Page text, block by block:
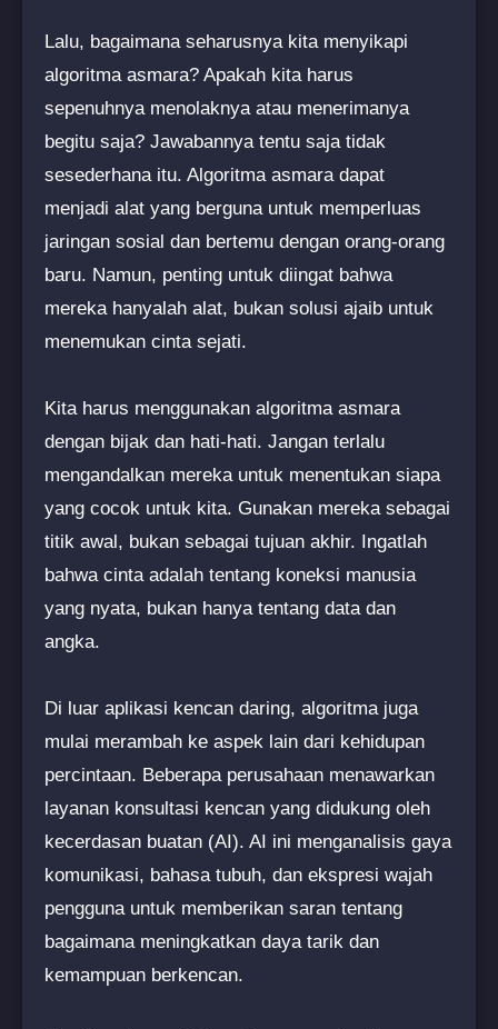
Lalu, bagaimana seharusnya kita menyikapi
algoritma asmara? Apakah kita harus
sepenuhnya menolaknya atau menerimanya
begitu saja? Jawabannya tentu saja tidak
sesederhana itu. Algoritma asmara dapat
menjadi alat yang berguna untuk memperluas
jaringan sosial dan bertemu dengan orang-orang
baru. Namun, penting untuk diingat bahwa
mereka hanyalah alat, bukan solusi ajaib untuk
menemukan cinta sejati.
Kita harus menggunakan algoritma asmara
dengan bijak dan hati-hati. Jangan terlalu
mengandalkan mereka untuk menentukan siapa
yang cocok untuk kita. Gunakan mereka sebagai
titik awal, bukan sebagai tujuan akhir. Ingatlah
bahwa cinta adalah tentang koneksi manusia
yang nyata, bukan hanya tentang data dan
angka.
Di luar aplikasi kencan daring, algoritma juga
mulai merambah ke aspek lain dari kehidupan
percintaan. Beberapa perusahaan menawarkan
layanan konsultasi kencan yang didukung oleh
kecerdasan buatan (AI). AI ini menganalisis gaya
komunikasi, bahasa tubuh, dan ekspresi wajah
pengguna untuk memberikan saran tentang
bagaimana meningkatkan daya tarik dan
kemampuan berkencan.